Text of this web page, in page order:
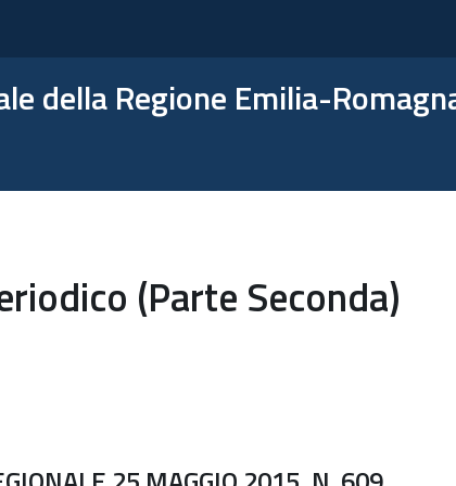
della Regione Emilia-
(Parte Seconda)